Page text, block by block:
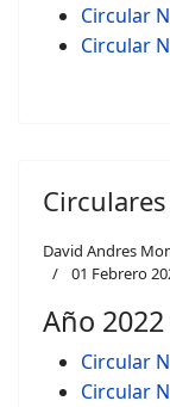
Circular
Circular
David Andres
01 Febrero
Año 2022
Circular
Circular